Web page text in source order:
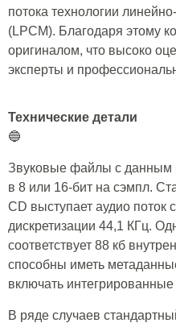
потока технологии
(LPCM). Благодаря этому
оригиналом, что высоко
эксперты и
Технические детали
🔵
Звуковые файлы с данным
в 8 или 16-бит на сэмпл.
CD выступает аудио поток
дискретизации 44,1 КГц.
соответствует 88 кб
способны иметь
включать интегрированные
В ряде случаев